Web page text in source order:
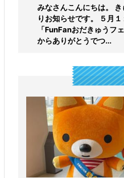
みなさんこんにちは。
りお知らせです。 ５月１
「FunFanおだきゅうフ
からありがとうでつ...